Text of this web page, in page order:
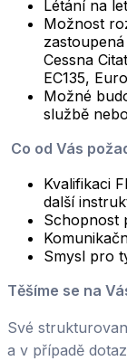
Létání na
Možnost
Cessna
EC135,
Možné
službě
Co od Vás
Kvalifikaci
další
Schopnost
Smysl pro
Těšíme se na
Své
a v případě